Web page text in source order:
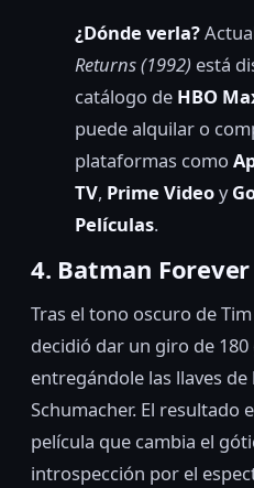
¿Dónde verla?
Returns (1992) está
catálogo de HBO
puede alquilar o
plataformas como
TV, Prime Videoy
Películas.
4. Batman Forever
Tras el tono oscuro de
decidió dar un giro de
entregándole las llaves de
Schumacher. El resultado
película que cambia el
introspección por el